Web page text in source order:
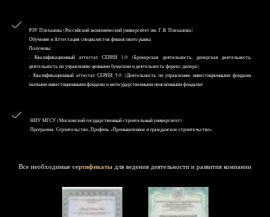
РЭУ Плеханова (Российский экономический университет им. Г.В. Плеханова)
Обучение и Аттестация специалистов финансового рынка
Получены:
- Квалификационный аттестат СЕРИИ 1.0: (Брокерская деятельность, дилерская деятельность,
деятельность по управлению ценными бумагами и деятельность форекс-дилера)
- Квалификационный аттестат СЕРИИ 5.0: (Деятельность по управлению инвестиционными фондами,
паевыми инвестиционными фондами и негосударственными пенсионными фондами)
НИУ MГСУ (Московский государственный строительный университет)
Программа: Строительство, Профиль «Промышленное и гражданское строительство»
Все необходимые сертификаты для ведения деятельности и развития компании